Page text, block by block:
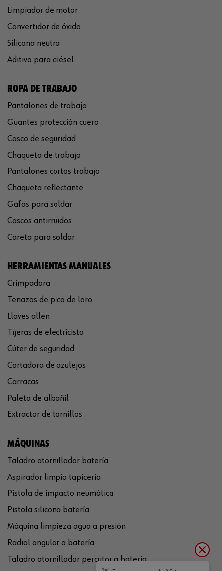
Limpiador de motor
Convertidor de óxido
Silicona neutra
Aditivo para diésel
ROPA DE TRABAJO
Pantalones de trabajo
Guantes protección cuero
Casco de seguridad
Chaqueta de trabajo
Pantalones cortos trabajo
Chaqueta reflectante
Gafas para soldar
Cascos antirruidos
Careta para soldar
HERRAMIENTAS MANUALES
Crimpadora
Tenazas de pico de loro
Llaves allen
Tijeras de electricista
Cúter de seguridad
Cortadora de azulejos
Carracas
Paleta de albañil
Extractor de tornillos
MÁQUINAS
Taladro atornillador batería
Aspirador limpia tapicería
Pistola de impacto neumática
Pistola silicona batería
Máquina limpieza agua a presión
Radial angular a batería
Taladro atornillador percutor a batería